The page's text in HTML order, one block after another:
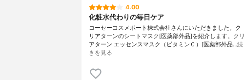
4.00
化粧水代わりの毎日ケア
コーセーコスメポート株式会社さんにいただきました。ク
リアターンのシートマスク[医薬部外品]を紹介します。クリ
アターン エッセンスマスク（ビタミンＣ）[医薬部外品…続
きを見る